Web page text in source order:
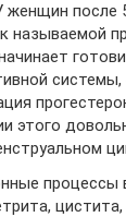
женщин после
называемой
системы,
этого
процессы